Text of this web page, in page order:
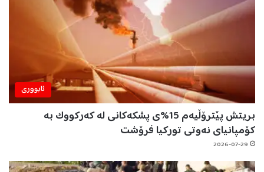
ئابووری
بریتش پێترۆڵیەم 15%ی پشکەکانی لە کەرکووک بە
کۆمپانیای نەوتی تورکیا فرۆشت
2026-07-29